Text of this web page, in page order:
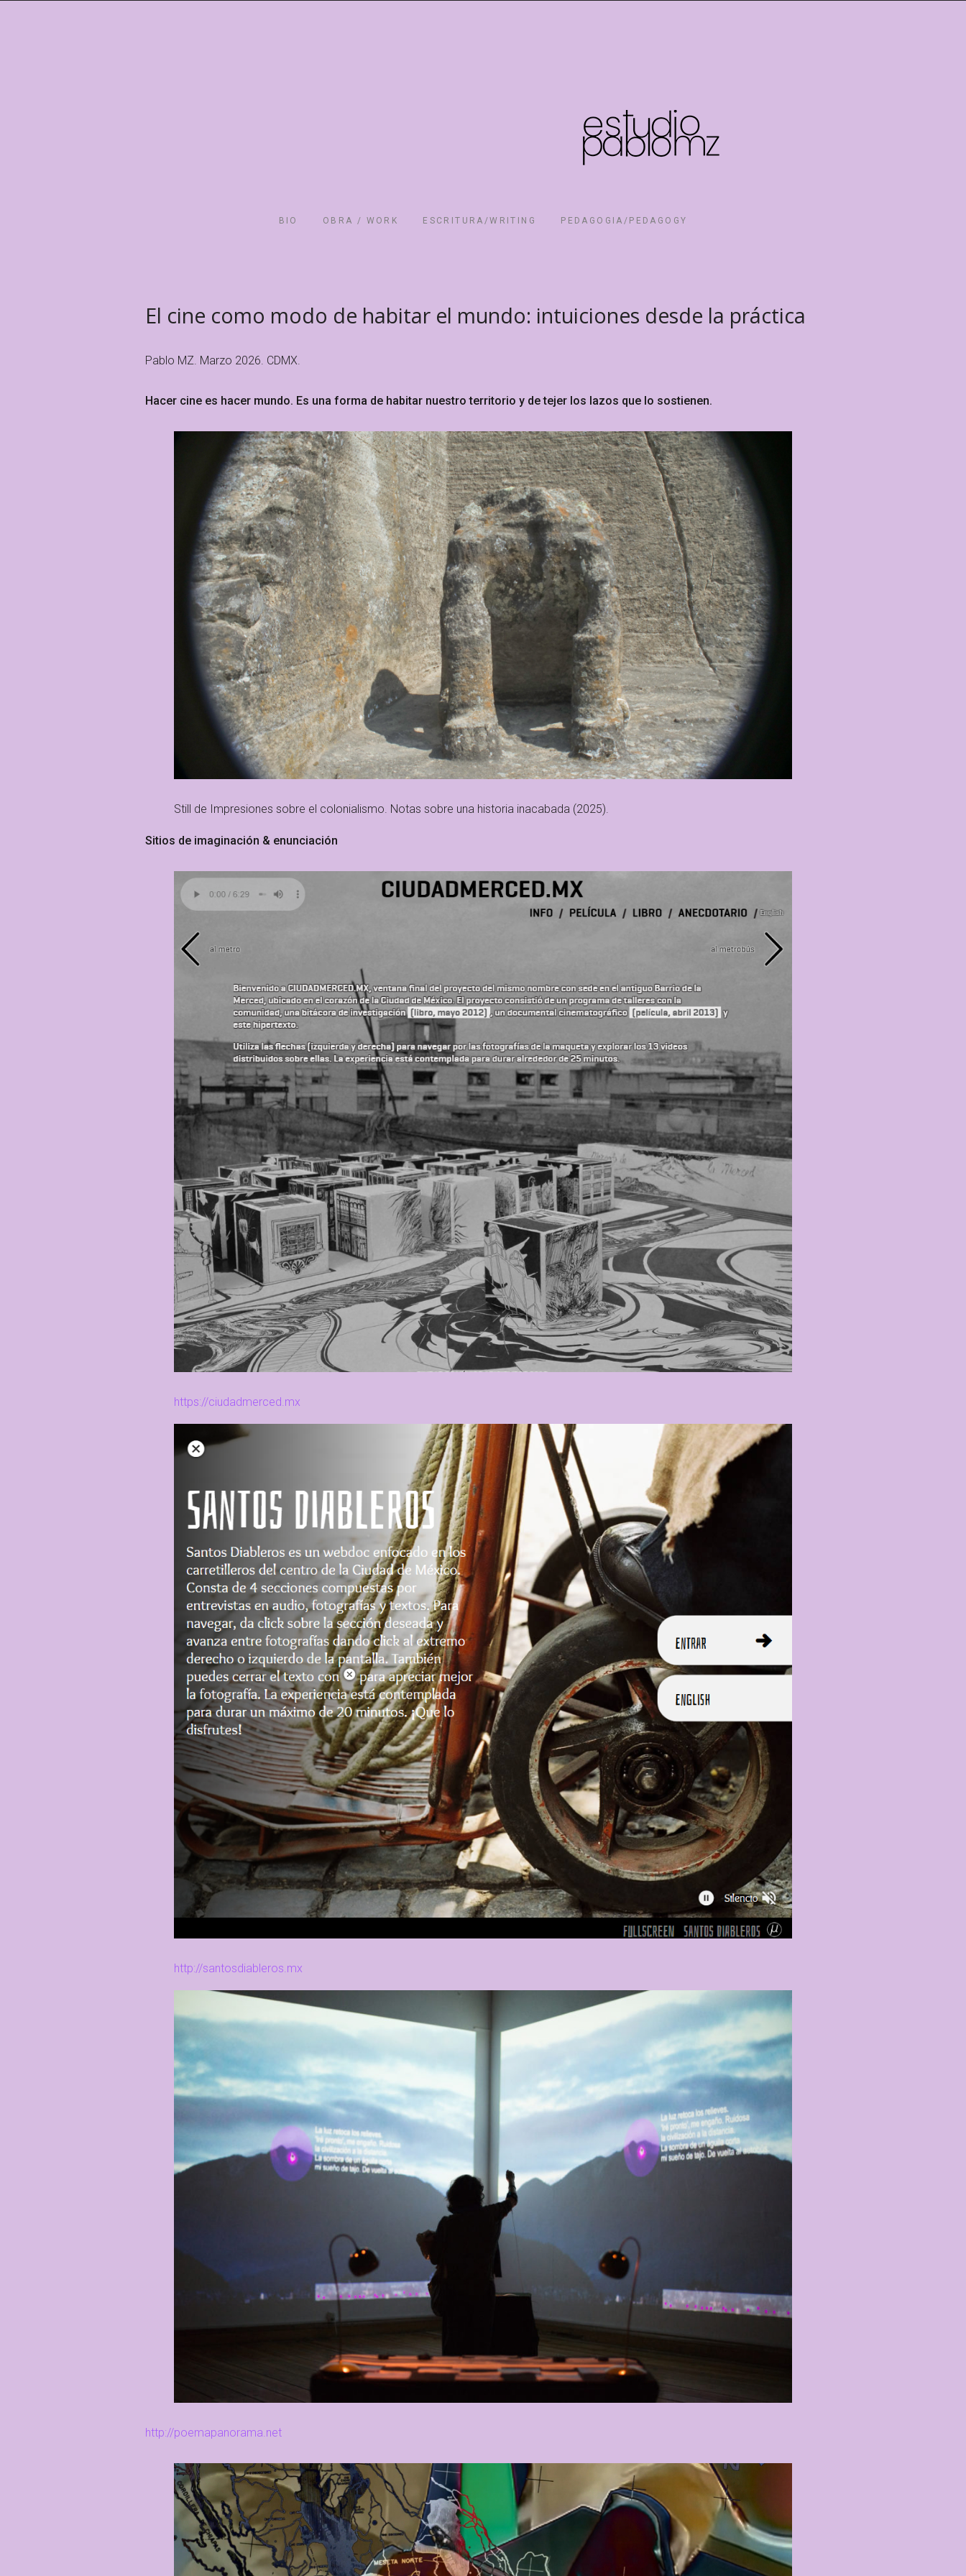
BIO OBRA / WORK ESCRITURA/WRITING PEDAGOGIA/PEDAGOGY
El cine como modo de habitar el mundo: intuiciones desde la práctica
Pablo MZ. Marzo 2026. CDMX.
Hacer cine es hacer mundo. Es una forma de habitar nuestro territorio y de tejer los lazos que lo sostienen.
Still de Impresiones sobre el colonialismo. Notas sobre una historia inacabada (2025).
Sitios de imaginación & enunciación
https://ciudadmerced.mx
http://santosdiableros.mx
http://poemapanorama.net